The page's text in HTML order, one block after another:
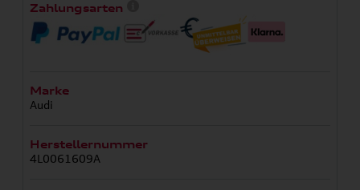
Zahlungsarten
Marke
Audi
Herstellernummer
4L0061609A